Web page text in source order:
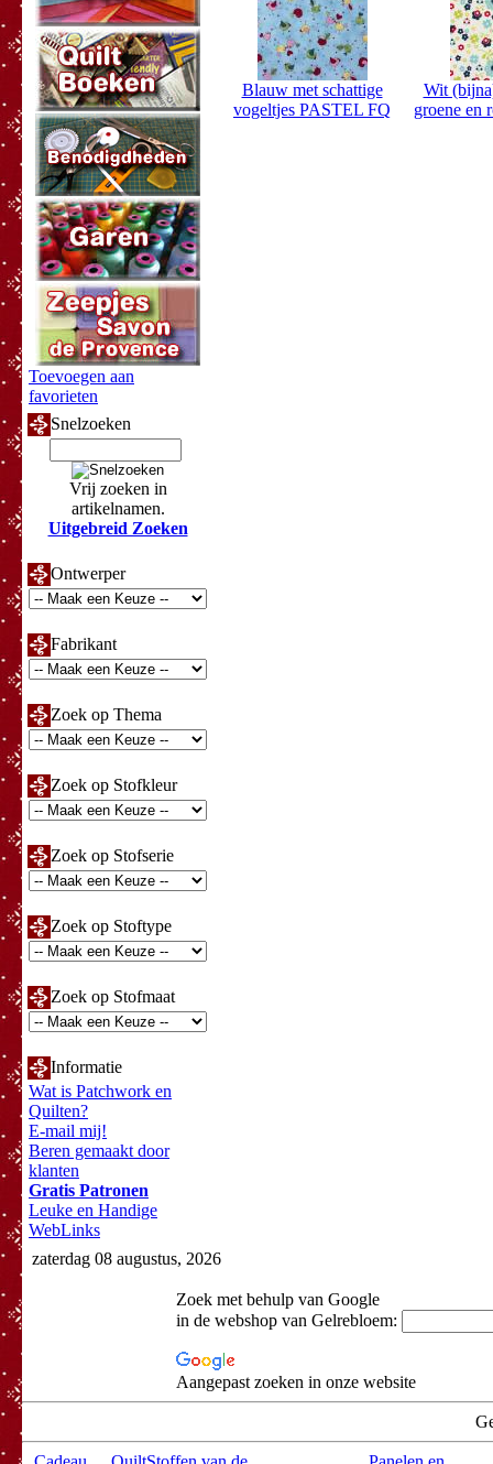
Toevoegen aan
favorieten
Snelzoeken
Vrij zoeken in
artikelnamen.
Uitgebreid Zoeken
Ontwerper
Fabrikant
Zoek op Thema
Zoek op Stofkleur
Zoek op Stofserie
Zoek op Stoftype
Zoek op Stofmaat
Informatie
Wat is Patchwork en
Quilten?
E-mail mij!
Beren gemaakt door
klanten
Gratis Patronen
Leuke en Handige
WebLinks
Blauw met schattige
vogeltjes PASTEL FQ
Wit
groene en
zaterdag 08 augustus, 2026
Zoek met behulp van Google
in de webshop van Gelrebloem:
Aangepast zoeken in onze website